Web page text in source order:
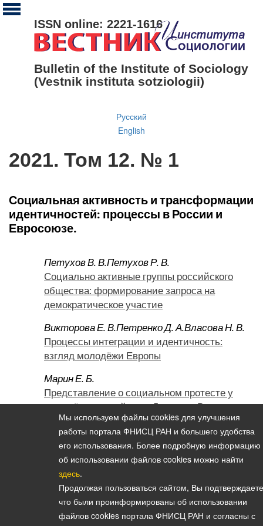
ISSN online: 2221-1616
Bulletin of the Institute of Sociology
(Vestnik instituta sotziologii)
Русский
English
2021. Том 12. № 1
Социальная активность и трансформации
идентичностей: процессы в России и
Евросоюзе.
Петухов В. В.Петухов Р. В.
Социально активные группы российского
общества: формирование запроса на
демократическое участие
Викторова Е. В.Петренко Д. А.Власова Н. В.
Процессы интеграции и идентичность:
взгляд молодёжи Европы
Марин Е. Б.
Представление о социальном протесте у
молодёжи российского Дальнего Востока
Гневашева В. А.Ильдарханова Ч. И.
Типовые социально-экономические
поведенческие ориентации женщин на
республиканском рынке труда Татарстана
Мы используем файлы cookies для улучшения
работы портала ФНИСЦ РАН и большего удобства
его использования. Более подробную информацию
об использовании файлов cookies можно найти
здесь.
Продолжая пользоваться сайтом, Вы
что были проинформированы об использовании
файлов cookies портала ФНИСЦ РАН и согласны с